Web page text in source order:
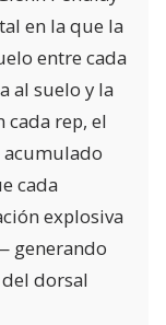
en la que la
entre cada
al suelo y la
rep, el
cada
explosiva
generando
dorsal